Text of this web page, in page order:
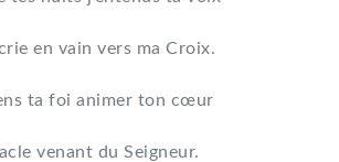
en vain vers ma Croix.
ta foi animer ton cœur
venant du Seigneur.